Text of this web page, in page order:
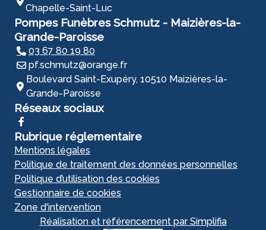
Chapelle-Saint-Luc
Pompes Funèbres Schmutz - Maizières-la-
Grande-Paroisse
03 67 80 19 80
pf.schmutz@orange.fr
Boulevard Saint-Exupéry, 10510 Maizières-la-
Grande-Paroisse
Réseaux sociaux
Rubrique réglementaire
Mentions légales
Politique de traitement des données personnelles
Politique d’utilisation des cookies
Gestionnaire de cookies
Zone d'intervention
Réalisation et référencement par Simplifia